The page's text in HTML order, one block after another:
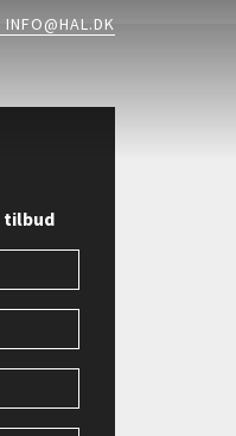
INFO@HAL.DK
tilbud